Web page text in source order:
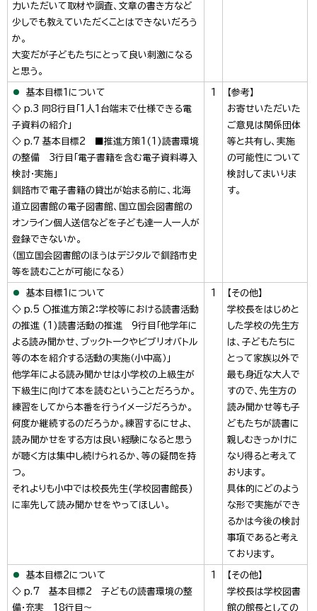
力いただいて取材や調査、文章の書き方など
少しでも教えていただくことはできないだろう
か。
大変だが子どもたちにとって良い刺激になる
と思う。
基本目標1について
◇ p.3 同8行目「1人1台端末で仕様できる電
子資料の紹介」
◇ p.7 基本目標2 ■推進方策1(1)読書環境
の整備 3行目「電子書籍を含む電子資料導入
検討・実施」
釧路市で電子書籍の貸出が始まる前に、北海
道立図書館の電子図書館、国立国会図書館の
オンライン個人送信などを子ども達一人一人が
登録できないか。
（国立国会図書館のほうはデジタルで釧路市史
等を読むことが可能になる）
1
【参考】
お寄せいただいた
ご意見は関係団体
等と共有し、実施
の可能性について
検討してまいりま
す。
基本目標1について
◇ p.5 〇推進方策2：学校等における読書活動
の推進 (1)読書活動の推進 9行目「他学年に
よる読み聞かせ、ブックトークやビブリオバトル
等の本を紹介する活動の実施（小中高）」
他学年による読み聞かせは小学校の上級生が
下級生に向けて本を読むということだろうか。
練習をしてから本番を行うイメージだろうか。
何度か継続するのだろうか。練習するにせよ、
読み聞かせをする方は良い経験になると思う
が聴く方は集中し続けられるか、等の疑問を持
つ。
それよりも小中では校長先生(学校図書館長)
に率先して読み聞かせをやってほしい。
1
【その他】
学校長をはじめと
した学校の先生方
は、子どもたちに
とって家族以外で
最も身近な大人で
すので、先生方の
読み聞かせ等も子
どもたちが読書に
親しむきっかけに
なり得ると考えて
おります。
具体的にどのよう
な形で実施ができ
るかは今後の検討
事項であると考え
ております。
基本目標2について
◇ p.7 基本目標2 子どもの読書環境の整
備・充実 18行目～
1
【その他】
学校長は学校図書
館の館長としての